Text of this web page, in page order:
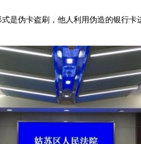
伪卡盗刷，他人利用伪造的银行卡